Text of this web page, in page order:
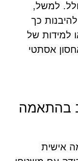
למשל,
כך
למידות של
אסתטי
בהתאמה
אישית